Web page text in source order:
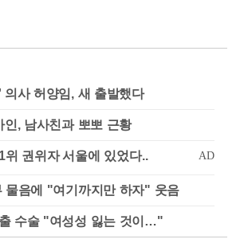
의사 허양임, 새 출발했다
인, 남사친과 뽀뽀 근황
물음에 "여기까지만 하자" 웃음
수술 "여성성 잃는 것이…"